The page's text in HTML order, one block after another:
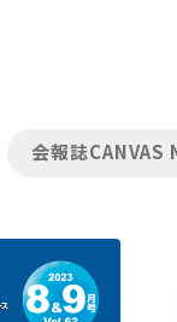
会報誌CANVAS